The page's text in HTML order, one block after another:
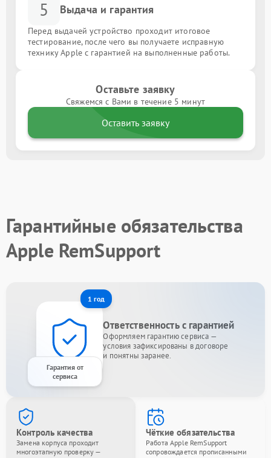
5 Выдача и гарантия
Перед выдачей устройство проходит итоговое
тестирование, после чего вы получаете исправную
технику Apple с гарантией на выполненные работы.
Оставьте заявку
Свяжемся с Вами в течение 5 минут
Оставить заявку
Гарантийные обязательства
Apple RemSupport
1 год
Гарантия от
сервиса
Ответственность с гарантией
Оформляем гарантию сервиса —
условия зафиксированы в договоре
и понятны заранее.
Контроль качества
Замена корпуса проходит
многоэтапную проверку —
Чёткие обязательства
Работа Apple RemSupport
сопровождается прописанными